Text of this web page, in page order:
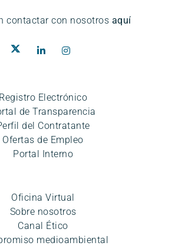
contactar con nosotros aquí
Registro Electrónico
de Transparencia
del Contratante
Ofertas de Empleo
Portal Interno
Oficina Virtual
Sobre nosotros
Canal Ético
medioambiental